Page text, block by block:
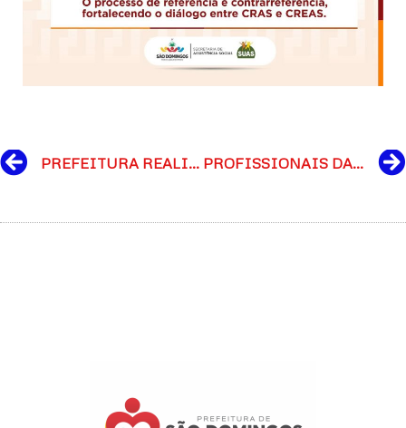
PREFEITURA REALIZA ENTREGA OVOS DE PÁSCOA PARA ESTUDANTES DA REDE MUNICIPAL DE ENSINO PROFISSIONAIS DA EDUCAÇÃO MUNICIPAL RECEBEM TREINAMENTO BÁSICO DE PRIMEIROS SOCORROS